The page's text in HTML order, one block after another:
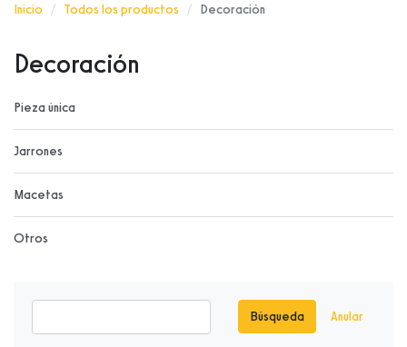
Inicio Todos los productos Decoración
Decoración
Pieza única
Jarrones
Macetas
Otros
Búsqueda Anular